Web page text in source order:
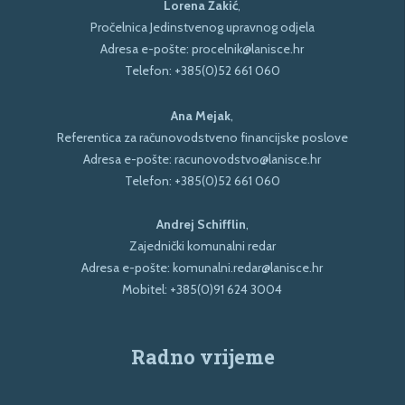
Lorena Žakić,
Pročelnica Jedinstvenog upravnog odjela
Adresa e-pošte: procelnik@lanisce.hr
Telefon: +385(0)52 661 060
Ana Mejak,
Referentica za računovodstveno financijske poslove
Adresa e-pošte: racunovodstvo@lanisce.hr
Telefon: +385(0)52 661 060
Andrej Schifflin,
Zajednički komunalni redar
Adresa e-pošte: komunalni.redar@lanisce.hr
Mobitel: +385(0)91 624 3004
Radno vrijeme